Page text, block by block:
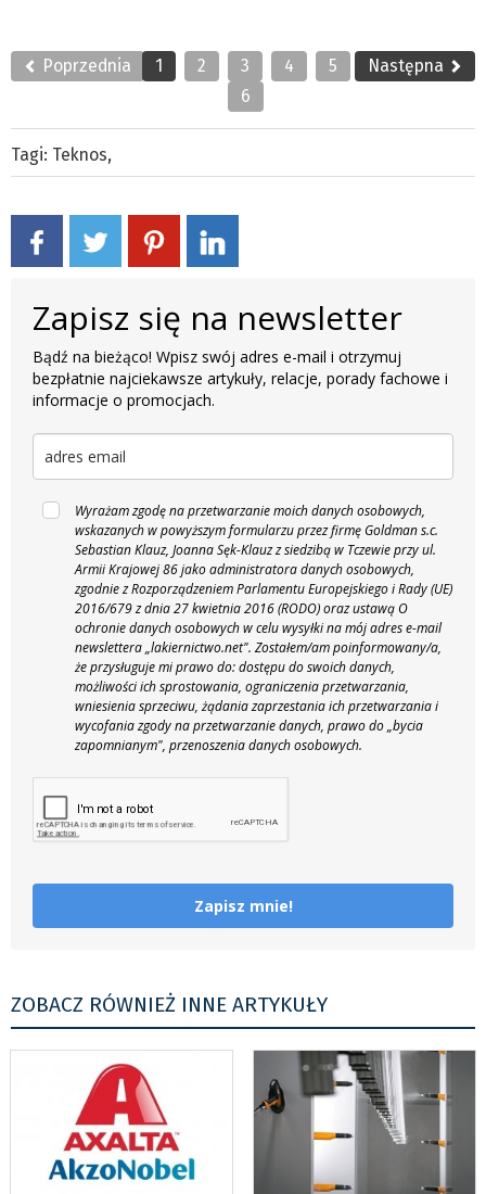
Poprzednia 1 2 3 4
5
6
Następna
Tagi: Teknos,
Zapisz się na newsletter
Bądź na bieżąco! Wpisz swój adres e-mail i otrzymuj
bezpłatnie najciekawsze artykuły, relacje, porady fachowe i
informacje o promocjach.
Wyrażam zgodę na przetwarzanie moich danych osobowych,
wskazanych w powyższym formularzu przez firmę Goldman s.c.
Sebastian Klauz, Joanna Sęk-Klauz z siedzibą w Tczewie przy ul.
Armii Krajowej 86 jako administratora danych osobowych,
zgodnie z Rozporządzeniem Parlamentu Europejskiego i Rady (UE)
2016/679 z dnia 27 kwietnia 2016 (RODO) oraz ustawą O
ochronie danych osobowych w celu wysyłki na mój adres e-mail
newslettera „lakiernictwo.net". Zostałem/am poinformowany/a,
że przysługuje mi prawo do: dostępu do swoich danych,
możliwości ich sprostowania, ograniczenia przetwarzania,
wniesienia sprzeciwu, żądania zaprzestania ich przetwarzania i
wycofania zgody na przetwarzanie danych, prawo do „bycia
zapomnianym", przenoszenia danych osobowych.
Zapisz mnie!
ZOBACZ RÓWNIEŻ INNE ARTYKUŁY